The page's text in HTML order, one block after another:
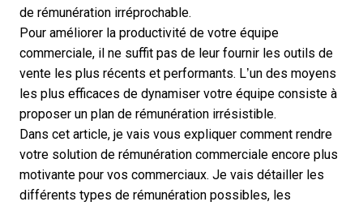
de rémunération irréprochable.
Pour améliorer la productivité de votre équipe
commerciale, il ne suffit pas de leur fournir les outils de
vente les plus récents et performants. L’un des moyens
les plus efficaces de dynamiser votre équipe consiste à
proposer un plan de rémunération irrésistible.
Dans cet article, je vais vous expliquer comment rendre
votre solution de rémunération commerciale encore plus
motivante pour vos commerciaux. Je vais détailler les
différents types de rémunération possibles, les